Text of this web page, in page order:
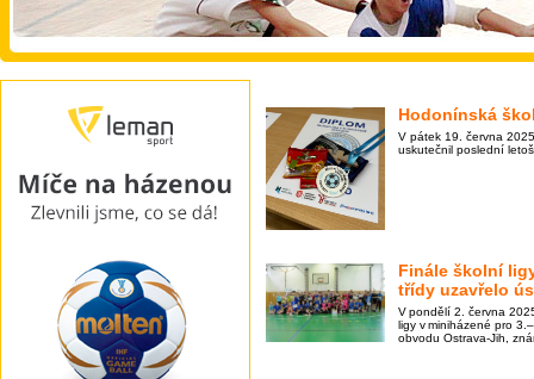
Hodonínská
V pátek 19. června
uskutečnil poslední
Finále školní
třídy uzavřelo
V pondělí 2. června
ligy v miniházené pro
obvodu Ostrava-Jih,